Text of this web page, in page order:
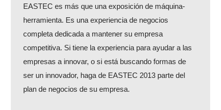
EASTEC es más que una exposición de máquina-
herramienta. Es una experiencia de negocios
completa dedicada a mantener su empresa
competitiva. Si tiene la experiencia para ayudar a las
empresas a innovar, o si está buscando formas de
ser un innovador, haga de EASTEC 2013 parte del
plan de negocios de su empresa.